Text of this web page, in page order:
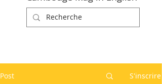
Post S'inscrire